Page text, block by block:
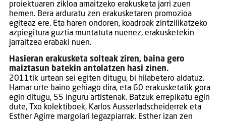
proiektuaren zikloa amaitzeko erakusketa jarri zuen
hemen. Bera arduratu zen erakusketaren promozioa
egiteaz ere. Eta haren ondoren, koadroak zintzilikatzeko
azpiegitura guztia muntatuta nuenez, erakusketekin
jarraitzea erabaki nuen.
Hasieran erakusketa solteak ziren, baina gero
maiztasun batekin antolatzen hasi zinen.
2011tik urtean sei egiten ditugu, bi hilabetero aldatuz.
Hamar urte baino gehiago dira, eta 60 erakusketatik gora
egin ditugu, 55 inguru artistenak. Batzuk errepikatu egin
dute, Txo kolektiboek, Karlos Ausserladscheiderrek eta
Esther Agirre margolari legazpiarrak. Esther izan zen